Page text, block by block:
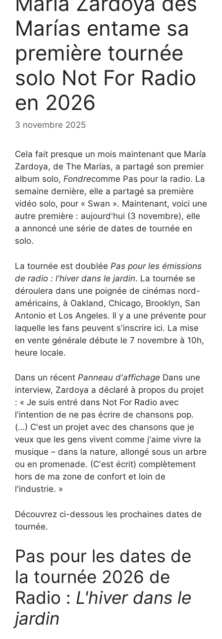
Marías entame sa
première tournée
solo Not For Radio
en 2026
3 novembre 2025
Cela fait presque un mois maintenant que María
Zardoya, de The Marías, a partagé son premier
album solo, Fondrecomme Pas pour la radio. La
semaine dernière, elle a partagé sa première
vidéo solo, pour « Swan ». Maintenant, voici une
autre première : aujourd'hui (3 novembre), elle
a annoncé une série de dates de tournée en
solo.
La tournée est doublée Pas pour les émissions
de radio : l'hiver dans le jardin. La tournée se
déroulera dans une poignée de cinémas nord-
américains, à Oakland, Chicago, Brooklyn, San
Antonio et Los Angeles. Il y a une prévente pour
laquelle les fans peuvent s'inscrire ici. La mise
en vente générale débute le 7 novembre à 10h,
heure locale.
Dans un récent Panneau d'affichage Dans une
interview, Zardoya a déclaré à propos du projet
: « Je suis entré dans Not For Radio avec
l'intention de ne pas écrire de chansons pop.
(…) C'est un projet avec des chansons que je
veux que les gens vivent comme j'aime vivre la
musique – dans la nature, allongé sous un arbre
ou en promenade. (C'est écrit) complètement
hors de ma zone de confort et loin de
l'industrie. »
Découvrez ci-dessous les prochaines dates de
tournée.
Pas pour les dates de
la tournée 2026 de
Radio : L'hiver dans le
jardin